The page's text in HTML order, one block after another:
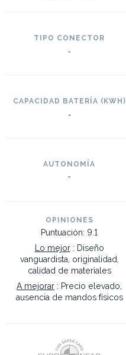
TIPO CONECTOR
-
CAPACIDAD BATERÍA (KWH)
-
AUTONOMÍA
-
OPINIONES
Puntuación: 9.1
Lo mejor: Diseño
vanguardista, originalidad,
calidad de materiales
A mejorar : Precio elevado,
ausencia de mandos físicos